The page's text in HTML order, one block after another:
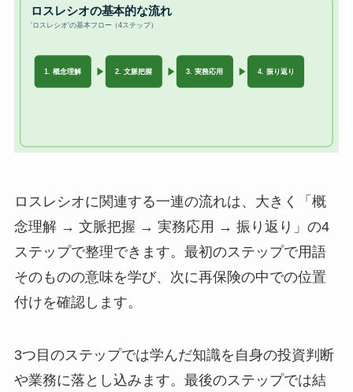
ロスレシオに関連する一連の流れは、大きく「概
念理解 → 文脈把握 → 実務応用 → 振り返り」の4
ステップで整理できます。最初のステップで用語
そのものの意味を学び、次に再保険の中での位置
付けを確認します。
3つ目のステップでは学んだ知識を自身の投資判断
や業務に落とし込みます。最後のステップでは結